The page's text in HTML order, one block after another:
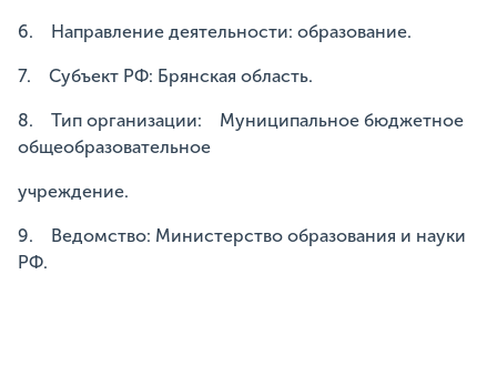
6. Направление деятельности: образование.
7. Субъект РФ: Брянская область.
8. Тип организации: Муниципальное бюджетное
общеобразовательное
учреждение.
9. Ведомство: Министерство образования и науки
РФ.